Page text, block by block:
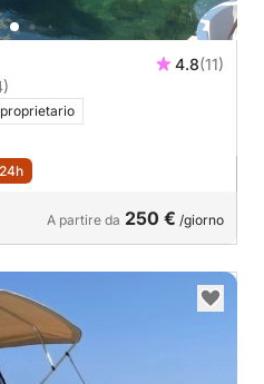
4.8(11)
A partire da 250 € /giorno